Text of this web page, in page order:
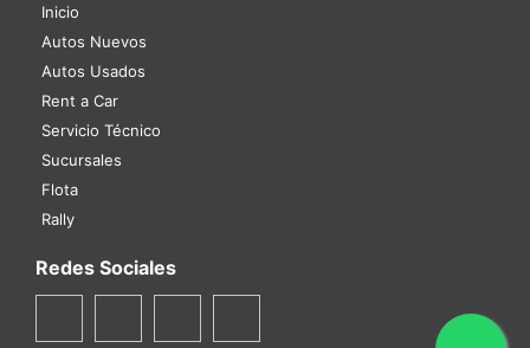
Inicio
Autos Nuevos
Autos Usados
Rent a Car
Servicio Técnico
Sucursales
Flota
Rally
Redes Sociales